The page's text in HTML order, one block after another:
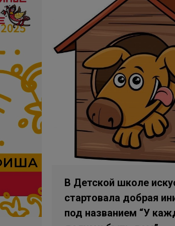
В Детской школе
стартовала добрая
под названием “У